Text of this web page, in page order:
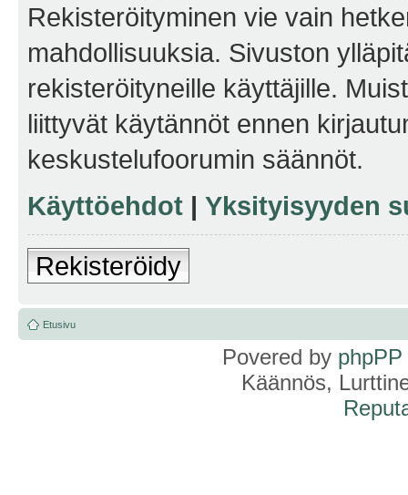
Rekisteröityminen vie vain
mahdollisuuksia. Sivuston
rekisteröityneille käyttäjille.
liittyvät käytännöt ennen
keskustelufoorumin säännöt.
Käyttöehdot | Yksityisyyden
Rekisteröidy
Etusivu
Povered by phpPP
Käännös,